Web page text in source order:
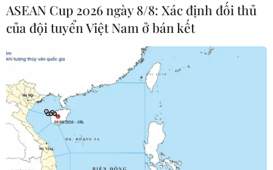
ASEAN Cup 2026 ngày 8/8: Xác định đối thủ
của đội tuyển Việt Nam ở bán kết